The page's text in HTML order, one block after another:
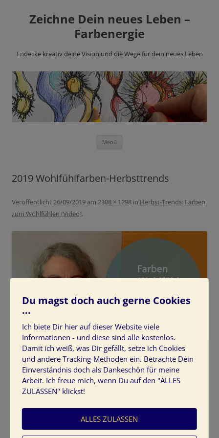
Zeichne Dein neues Leben –
Farbenergie
Endecke kreativ deine Vision und die Wege für dein neues Leben
Menü
2019 Wohlfühlfarben-Herbsttrends
Veröffentlicht 26/09/2019am 2308 × 1298 in Herbst-Trends: Farben
zum Wohlfühlen [Video].
Wohlfühlfarben-Trends
2019 Wohlfühlfarben-Herbsttrends
Du magst doch auch gerne Cookies
...
Ich biete Dir hier auf dieser Website viele
Informationen - und diese sind alle kostenlos.
Damit ich weiß, was Dir gefällt, setze ich Cookies
und andere Tracking-Methoden ein. Betrachte Dein
Einverständnis doch als Dankeschön für meine
Arbeit. Ich freue mich, wenn Du auf den "ALLES
ZULASSEN" klickst!
ALLES ZULASSEN